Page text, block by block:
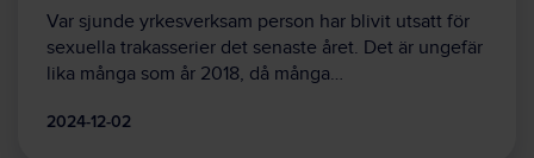
Var sjunde yrkesverksam person har blivit utsatt för
sexuella trakasserier det senaste året. Det är ungefär
lika många som år 2018, då många…
2024-12-02